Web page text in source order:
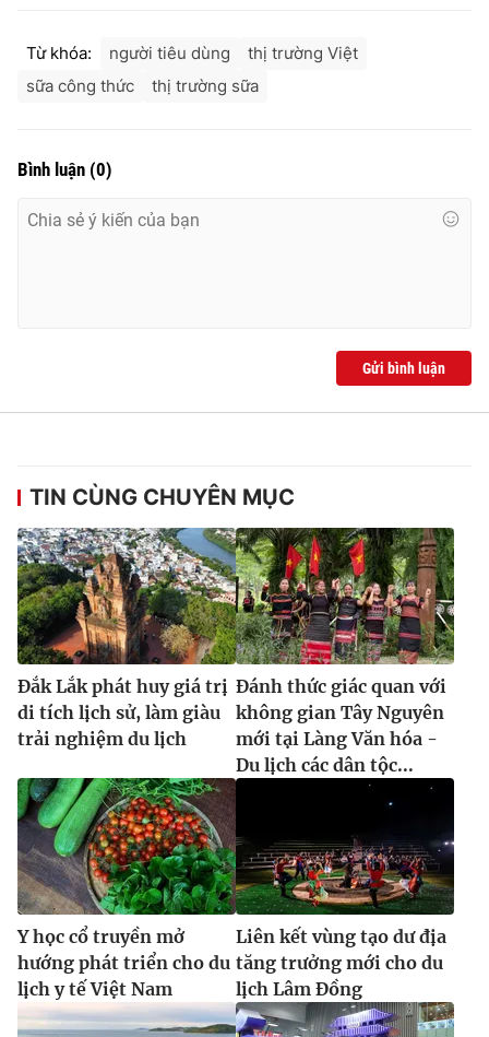
Từ khóa: người tiêu dùng
thị trường Việt
sữa công thức
thị trường sữa
Bình luận (0)
Gửi bình luận
TIN CÙNG CHUYÊN MỤC
Đắk Lắk phát huy giá trị
di tích lịch sử, làm giàu
trải nghiệm du lịch
Đánh thức giác quan với
không gian Tây Nguyên
mới tại Làng Văn hóa -
Du lịch các dân tộc...
Y học cổ truyền mở
hướng phát triển cho du
lịch y tế Việt Nam
Liên kết vùng tạo dư địa
tăng trưởng mới cho du
lịch Lâm Đồng